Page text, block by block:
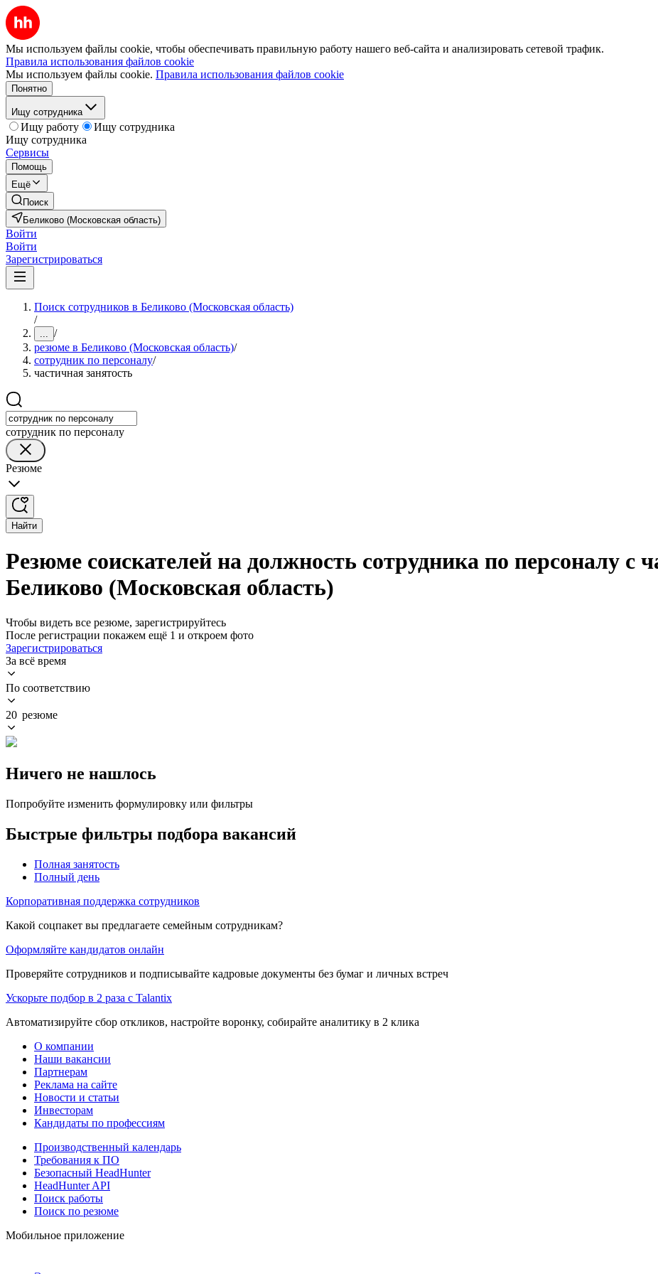
Мы используем файлы cookie, чтобы обеспечивать правильную работу нашего веб-сайта и анализировать сетевой трафик.
Правила использования файлов cookie
Мы используем файлы cookie. Правила использования файлов cookie
Понятно
Ищу сотрудника
Ищу работу
Ищу сотрудника
Ищу сотрудника
Сервисы
Помощь
Ещё
Поиск
Беликово (Московская область)
Войти
Войти
Зарегистрироваться
Поиск сотрудников в Беликово (Московская область)
/
... /
резюме в Беликово (Московская область)/
сотрудник по персоналу/
частичная занятость
сотрудник по персоналу
Резюме
Найти
Резюме соискателей на должность сотрудника по персоналу с
Беликово (Московская область)
Чтобы видеть все резюме, зарегистрируйтесь
После регистрации покажем ещё 1 и откроем фото
Зарегистрироваться
За всё время
По соответствию
20 резюме
Ничего не нашлось
Попробуйте изменить формулировку или фильтры
Быстрые фильтры подбора вакансий
Полная занятость
Полный день
Корпоративная поддержка сотрудников
Какой соцпакет вы предлагаете семейным сотрудникам?
Оформляйте кандидатов онлайн
Проверяйте сотрудников и подписывайте кадровые документы без бумаг и личных встреч
Ускорьте подбор в 2 раза с Talantix
Автоматизируйте сбор откликов, настройте воронку, собирайте аналитику в 2 клика
О компании
Наши вакансии
Партнерам
Реклама на сайте
Новости и статьи
Инвесторам
Кандидаты по профессиям
Производственный календарь
Требования к ПО
Безопасный HeadHunter
HeadHunter API
Поиск работы
Поиск по резюме
Мобильное приложение